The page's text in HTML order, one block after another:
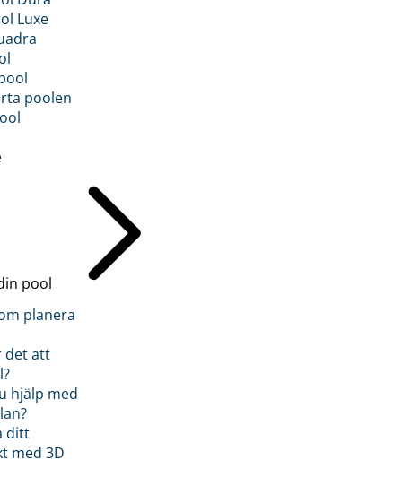
Luxe
poolen
pool
planera
det att
hjälp med
ditt
med 3D